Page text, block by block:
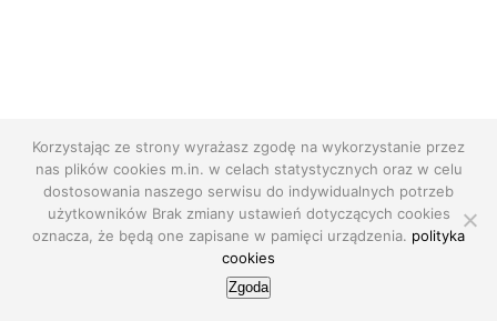
Korzystając ze strony wyrażasz zgodę na wykorzystanie przez
nas plików cookies m.in. w celach statystycznych oraz w celu
dostosowania naszego serwisu do indywidualnych potrzeb
użytkowników Brak zmiany ustawień dotyczących cookies
oznacza, że będą one zapisane w pamięci urządzenia. polityka
cookies
Zgoda